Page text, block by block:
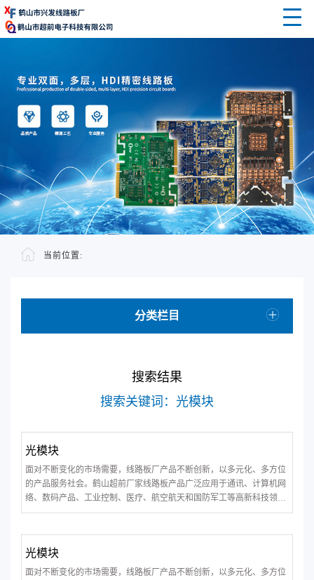
当前位置:
分类栏目
搜索结果
搜索关键词：光模块
光模块
面对不断变化的市场需要，线路板厂产品不断创新，以多元化、多方位
的产品服务社会。鹤山超前厂家线路板产品广泛应用于通讯、计算机网
络、数码产品、工业控制、医疗、航空航天和国防军工等高新科技领
域。
光模块
面对不断变化的市场需要，线路板厂产品不断创新，以多元化、多方位